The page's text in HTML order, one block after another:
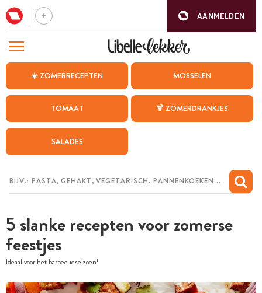
AANMELDEN
☀️ ZOMERRECEPTEN MOSSELEN
TOMAAT 🍹 ZOMERDRANKJES
SALADES
5 slanke recepten voor zomerse
feestjes
Ideaal voor het barbecueseizoen!
BEZOEK ONZE ANDERE WEBSITES
WEEKMENU
CHAT MET MAIA
MIJN BEWAARDE RECEPTEN